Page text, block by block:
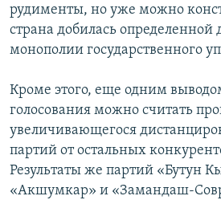
рудименты, но уже можно
страна добилась
монополии государственного
Кроме этого, еще одним
голосования можно считать
увеличивающегося
партий от остальных
Результаты же партий «Бутун
«Акшумкар» и «Замандаш-